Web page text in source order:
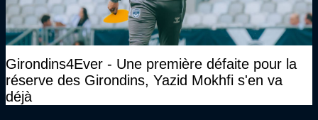
Girondins4Ever - Une première défaite pour la
réserve des Girondins, Yazid Mokhfi s'en va
déjà